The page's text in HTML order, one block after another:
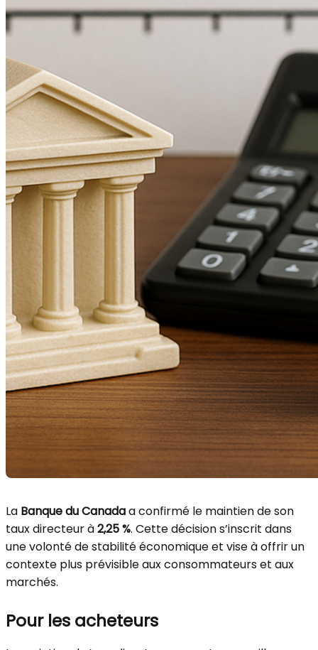
La Banque du Canadaa confirmé le maintien de son
taux directeur à2,25 %. Cette décision s’inscrit dans
une volonté de stabilité économique et vise à offrir un
contexte plus prévisible aux consommateurs et aux
marchés.
Pour les acheteurs